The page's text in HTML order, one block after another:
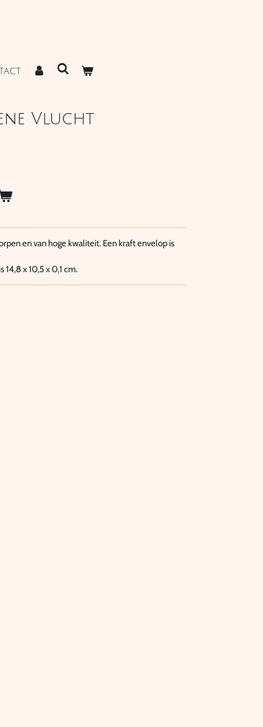
Vlucht
en van hoge kwaliteit. Een kraft envelop is
14,8 x 10,5 x 0,1 cm.